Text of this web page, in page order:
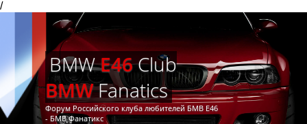
/
BMWE46Club
BMWFanatics
Форум Российского клуба любителей БМВ Е46
- БМВ Фанатикс